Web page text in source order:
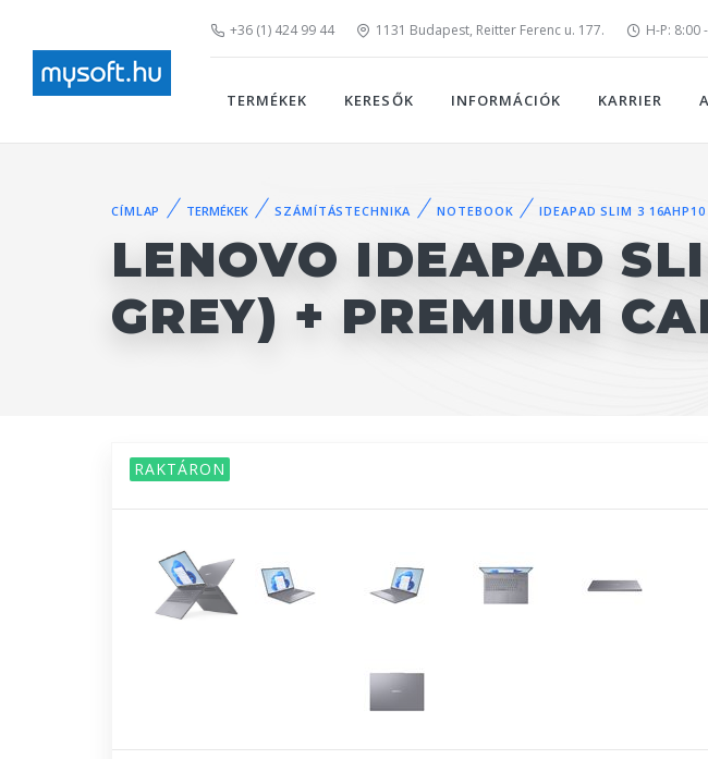
+36 (1) 424 99 44 1131 Budapest, Reitter Ferenc u. 177. H-P: 8:00
TERMÉKEK KERESŐK INFORMÁCIÓK KARRIER
CÍMLAP TERMÉKEK SZÁMÍTÁSTECHNIKA NOTEBOOK IDEAPAD SLIM 3 16AHP10
LENOVO IDEAPAD
GREY) + PREMIUM
RAKTÁRON